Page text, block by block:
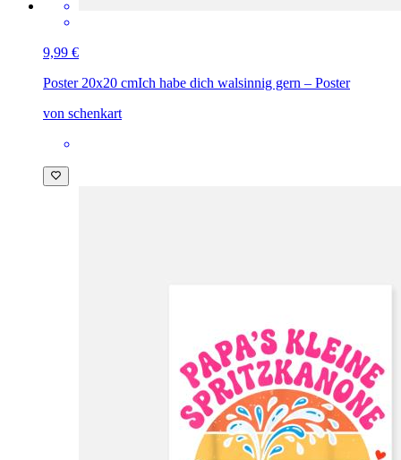
9,99 €
Poster 20x20 cmIch habe dich walsinnig gern – Poster
von schenkart